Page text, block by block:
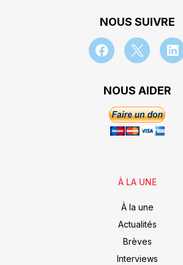
NOUS SUIVRE
NOUS AIDER
À LA UNE
À la une
Actualités
Brèves
Interviews